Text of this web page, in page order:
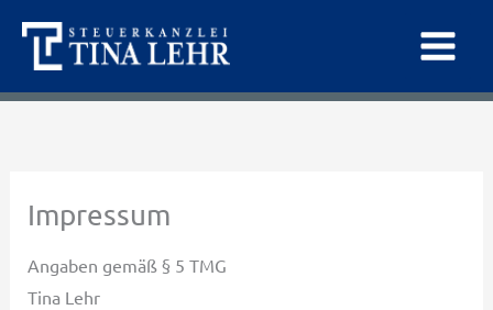
Impressum
Angaben gemäß § 5 TMG
Tina Lehr